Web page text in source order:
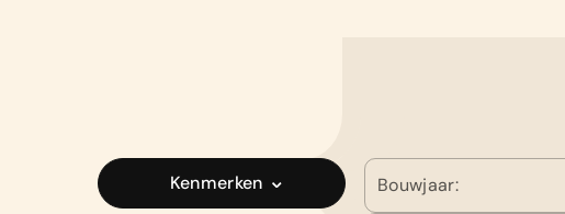
Kenmerken Bouwjaar: